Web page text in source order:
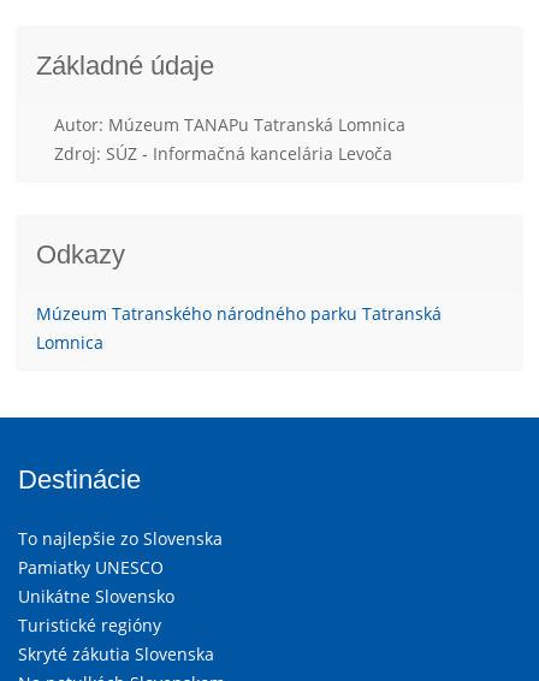
Základné údaje
Autor: Múzeum TANAPu Tatranská Lomnica
Zdroj: SÚZ - Informačná kancelária Levoča
Odkazy
Múzeum Tatranského národného parku Tatranská
Lomnica
Destinácie
To najlepšie zo Slovenska
Pamiatky UNESCO
Unikátne Slovensko
Turistické regióny
Skryté zákutia Slovenska